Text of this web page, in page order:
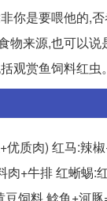
你是要喂他的,
物来源,也可以
观赏鱼饲料红虫。
质肉) 红马:辣
+牛排 红蜥蜴:
饲料 鲶鱼+河